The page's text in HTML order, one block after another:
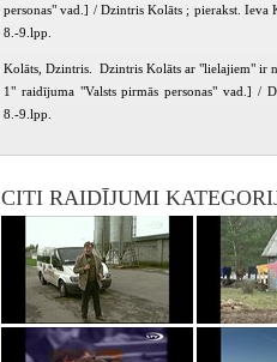
personas" vad.] / Dzintris Kolāts ; pierakst.
8.-9.lpp.
Kolāts, Dzintris. Dzintris Kolāts ar "lielajiem" ir
1" raidījuma "Valsts pirmās personas" vad.] /
8.-9.lpp.
CITI RAIDĪJUMI